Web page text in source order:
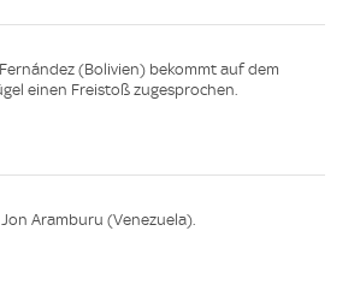
(Bolivien) bekommt auf dem
einen Freistoß zugesprochen.
Aramburu (Venezuela).